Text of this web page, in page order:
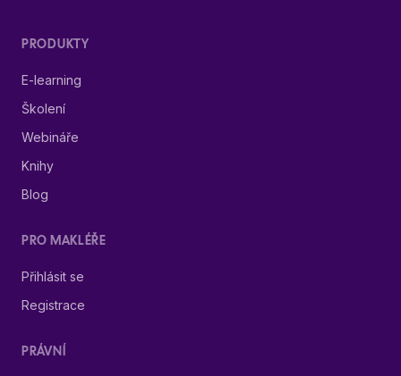
PRODUKTY
E-learning
Školení
Webináře
Knihy
Blog
PRO MAKLÉŘE
Přihlásit se
Registrace
PRÁVNÍ